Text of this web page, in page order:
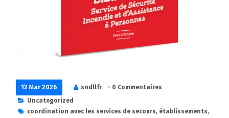
12 Mar 2026 sndllfr
- 0 Commentaires
Uncategorized
coordination avec les services de secours, établissements,